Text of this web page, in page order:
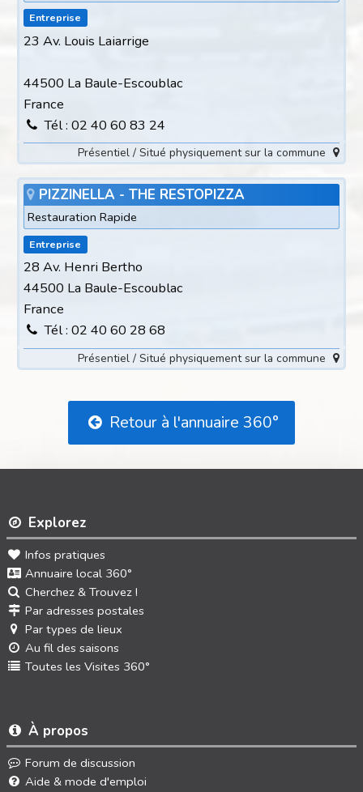
Entreprise
23 Av. Louis Laiarrige
44500 La Baule-Escoublac
France
Tél : 02 40 60 83 24
Présentiel / Situé physiquement sur la commune
PIZZINELLA - THE RESTOPIZZA
Restauration Rapide
Entreprise
28 Av. Henri Bertho
44500 La Baule-Escoublac
France
Tél : 02 40 60 28 68
Présentiel / Situé physiquement sur la commune
Retour à l'annuaire 360°
Explorez
Infos pratiques
Annuaire local 360°
Cherchez & Trouvez !
Par adresses postales
Par types de lieux
Au fil des saisons
Toutes les Visites 360°
À propos
Forum de discussion
Aide & mode d'emploi